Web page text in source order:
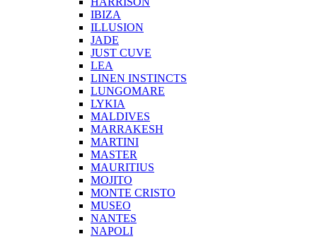
IBIZA
ILLUSION
JADE
JUST CUVE
LEA
LINEN INSTINCTS
LUNGOMARE
LYKIA
MALDIVES
MARRAKESH
MARTINI
MASTER
MAURITIUS
MOJITO
MONTE CRISTO
MUSEO
NANTES
NAPOLI